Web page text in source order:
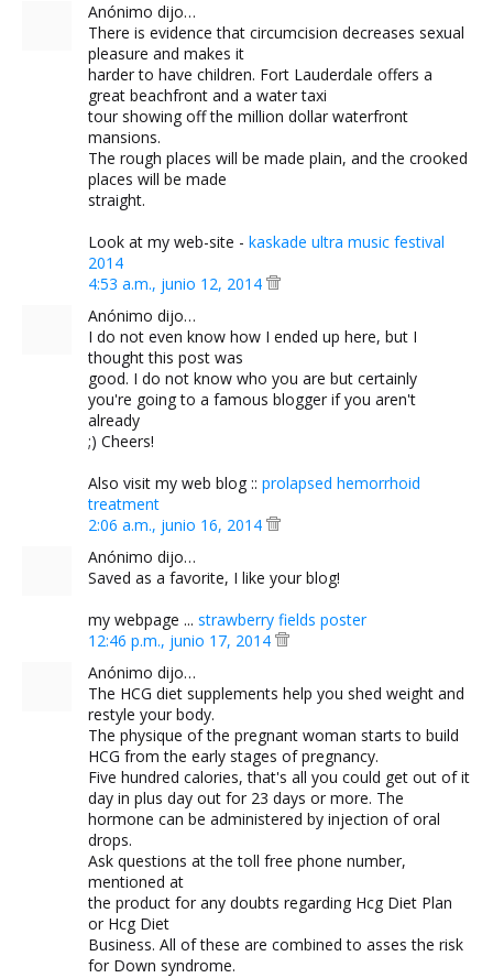
Anónimo dijo…
There is evidence that circumcision decreases sexual
pleasure and makes it
harder to have children. Fort Lauderdale offers a
great beachfront and a water taxi
tour showing off the million dollar waterfront
mansions.
The rough places will be made plain, and the crooked
places will be made
straight.
Look at my web-site - kaskade ultra music festival
2014
4:53 a.m., junio 12, 2014
Anónimo dijo…
I do not even know how I ended up here, but I
thought this post was
good. I do not know who you are but certainly
you're going to a famous blogger if you aren't
already
;) Cheers!
Also visit my web blog :: prolapsed hemorrhoid
treatment
2:06 a.m., junio 16, 2014
Anónimo dijo…
Saved as a favorite, I like your blog!
my webpage ... strawberry fields poster
12:46 p.m., junio 17, 2014
Anónimo dijo…
The HCG diet supplements help you shed weight and
restyle your body.
The physique of the pregnant woman starts to build
HCG from the early stages of pregnancy.
Five hundred calories, that's all you could get out of it
day in plus day out for 23 days or more. The
hormone can be administered by injection of oral
drops.
Ask questions at the toll free phone number,
mentioned at
the product for any doubts regarding Hcg Diet Plan
or Hcg Diet
Business. All of these are combined to asses the risk
for Down syndrome.